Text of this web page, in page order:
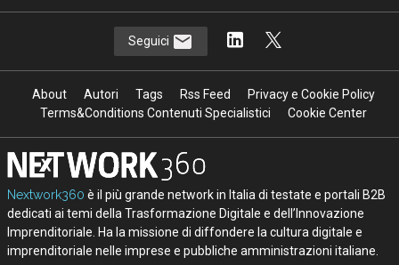
Seguici
About Autori Tags Rss Feed
Privacy e Cookie Policy
Terms&Conditions Contenuti Specialistici
Cookie Center
Nextwork360 è il più grande network in Italia di testate e portali B2B
dedicati ai temi della Trasformazione Digitale e dell’Innovazione
Imprenditoriale. Ha la missione di diffondere la cultura digitale e
imprenditoriale nelle imprese e pubbliche amministrazioni italiane.